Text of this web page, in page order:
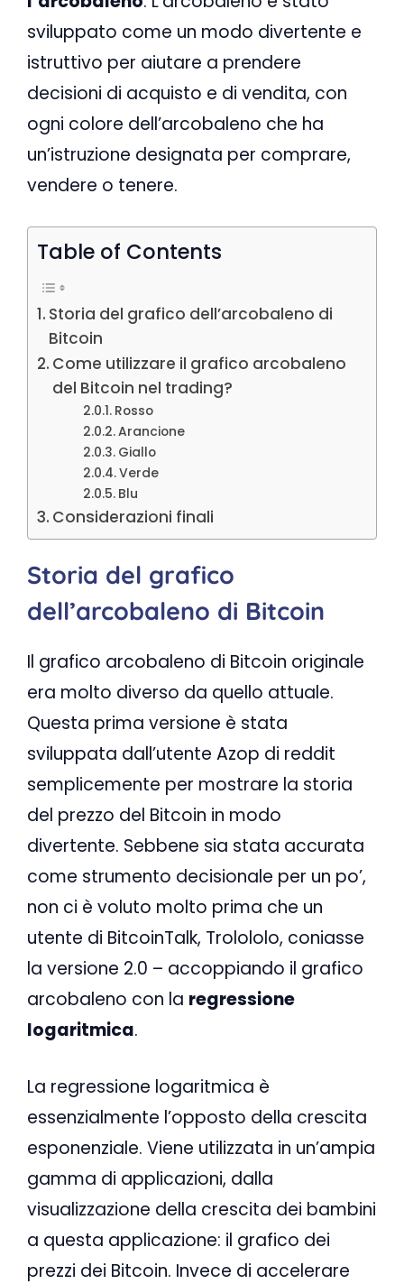
sviluppato come un modo divertente e
istruttivo per aiutare a prendere
decisioni di acquisto e di vendita, con
ogni colore dell’arcobaleno che ha
un’istruzione designata per comprare,
vendere o tenere.
Table of Contents
Storia del grafico dell’arcobaleno di
Bitcoin
Come utilizzare il grafico arcobaleno
del Bitcoin nel trading?
Rosso
Arancione
Giallo
Verde
Blu
Considerazioni finali
Storia del grafico
dell’arcobaleno di Bitcoin
Il grafico arcobaleno di Bitcoin originale
era molto diverso da quello attuale.
Questa prima versione è stata
sviluppata dall’utente Azop di reddit
semplicemente per mostrare la storia
del prezzo del Bitcoin in modo
divertente. Sebbene sia stata accurata
come strumento decisionale per un po’,
non ci è voluto molto prima che un
utente di BitcoinTalk, Trolololo, coniasse
la versione 2.0 – accoppiando il grafico
arcobaleno con la regressione
logaritmica.
La regressione logaritmica è
essenzialmente l’opposto della crescita
esponenziale. Viene utilizzata in un’ampia
gamma di applicazioni, dalla
visualizzazione della crescita dei bambini
a questa applicazione: il grafico dei
prezzi dei Bitcoin. Invece di accelerare